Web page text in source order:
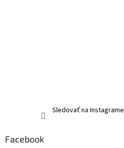
Sledovať na Instagrame
Facebook